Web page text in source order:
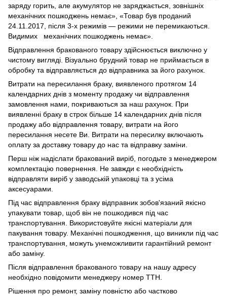
заряду горить, але акумулятор не заряджається, зовнішніх
механічних пошкоджень немає», «Товар був проданий
24.11.2017, після 3-х режимів — режими не перемикаються.
Видимих механічних пошкоджень немає».
Відправлення бракованого товару здійснюється виключно у
чистому вигляді. Візуально брудний товар не приймається в
обробку та відправляється до відправника за його рахунок.
Витрати на пересилання браку, виявленого протягом 14
календарних днів з моменту продажу чи відправлення
замовлення нами, покриваються за наш рахунок. При
виявленні браку в строк більше 14 календарних днів після
продажу або відправлення товару, витрати на його
пересилання несете Ви. Витрати на пересилку включають
оплату за доставку товару до нас та відправку заміни.
Перш ніж надіслати бракований виріб, погодьте з менеджером
комплектацію повернення. Не завжди є необхідність
відправляти виріб у заводській упаковці та з усіма
аксесуарами.
Під час відправлення браку відправник зобов'язаний якісно
упакувати товар, щоб він не пошкодився під час
транспортування. Використовуйте якісні матеріали для
пакування товару. Механічні пошкодження, що виникли під час
транспортування, можуть унеможливити гарантійний ремонт
або заміну.
Після відправлення бракованого товару на нашу адресу
необхідно повідомити менеджеру номер ТТН.
Рішення про ремонт, заміну повністю або частково